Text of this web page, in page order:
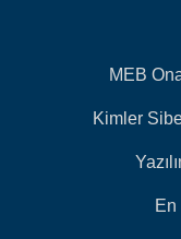
MEB
Kimler